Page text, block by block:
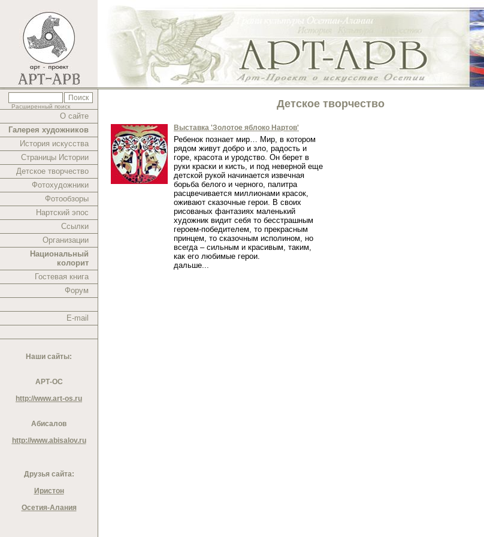
Расширенный поиск
О сайте
Галерея художников
История искусства
Страницы Истории
Детское творчество
Фотохудожники
Фотообзоры
Нартский эпос
Ссылки
Организации
Национальный
колорит
Гостевая книга
Форум
E-mail
Наши сайты:
АРТ-ОС
http://www.art-os.ru
Абисалов
http://www.abisalov.ru
Друзья сайта:
Иристон
Осетия-Алания
Детское творчество
Выставка 'Золотое яблоко Нартов'
Ребенок познает мир… Мир, в котором
рядом живут добро и зло, радость и
горе, красота и уродство. Он берет в
руки краски и кисть, и под неверной еще
детской рукой начинается извечная
борьба белого и черного, палитра
расцвечивается миллионами красок,
оживают сказочные герои. В своих
рисованых фантазиях маленький
художник видит себя то бесстрашным
героем-победителем, то прекрасным
принцем, то сказочным исполином, но
всегда – сильным и красивым, таким,
как его любимые герои.
дальше...